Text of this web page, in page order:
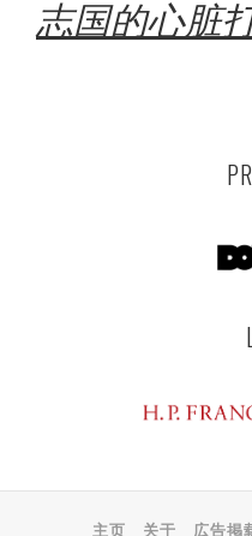
志国的心脏
主页 关于 広告掲